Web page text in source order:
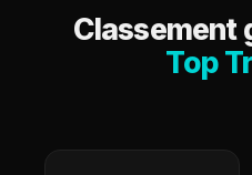
Classement
Top